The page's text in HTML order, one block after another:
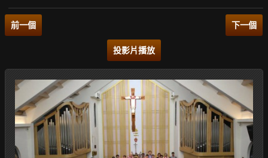
前一個 下一個
投影片播放